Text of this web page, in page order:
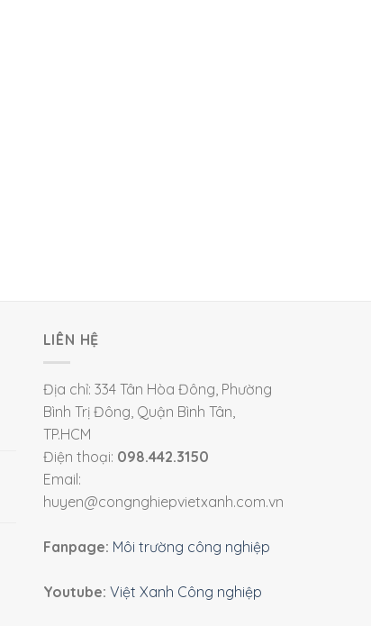
LIÊN HỆ
Địa chỉ: 334 Tân Hòa Đông, Phường
Bình Trị Đông, Quận Bình Tân,
TP.HCM
Điện thoại: 098.442.3150
Email:
huyen@congnghiepvietxanh.com.vn
Fanpage: Môi trường công nghiệp
Youtube: Việt Xanh Công nghiệp